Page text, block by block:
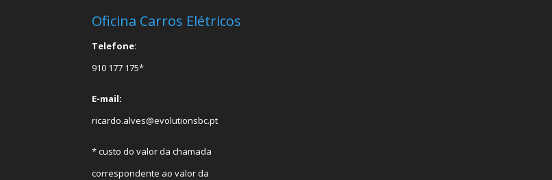
Oficina Carros Elétricos
Telefone:
910 177 175*
E-mail:
ricardo.alves@evolutionsbc.pt
* custo do valor da chamada
correspondente ao valor da